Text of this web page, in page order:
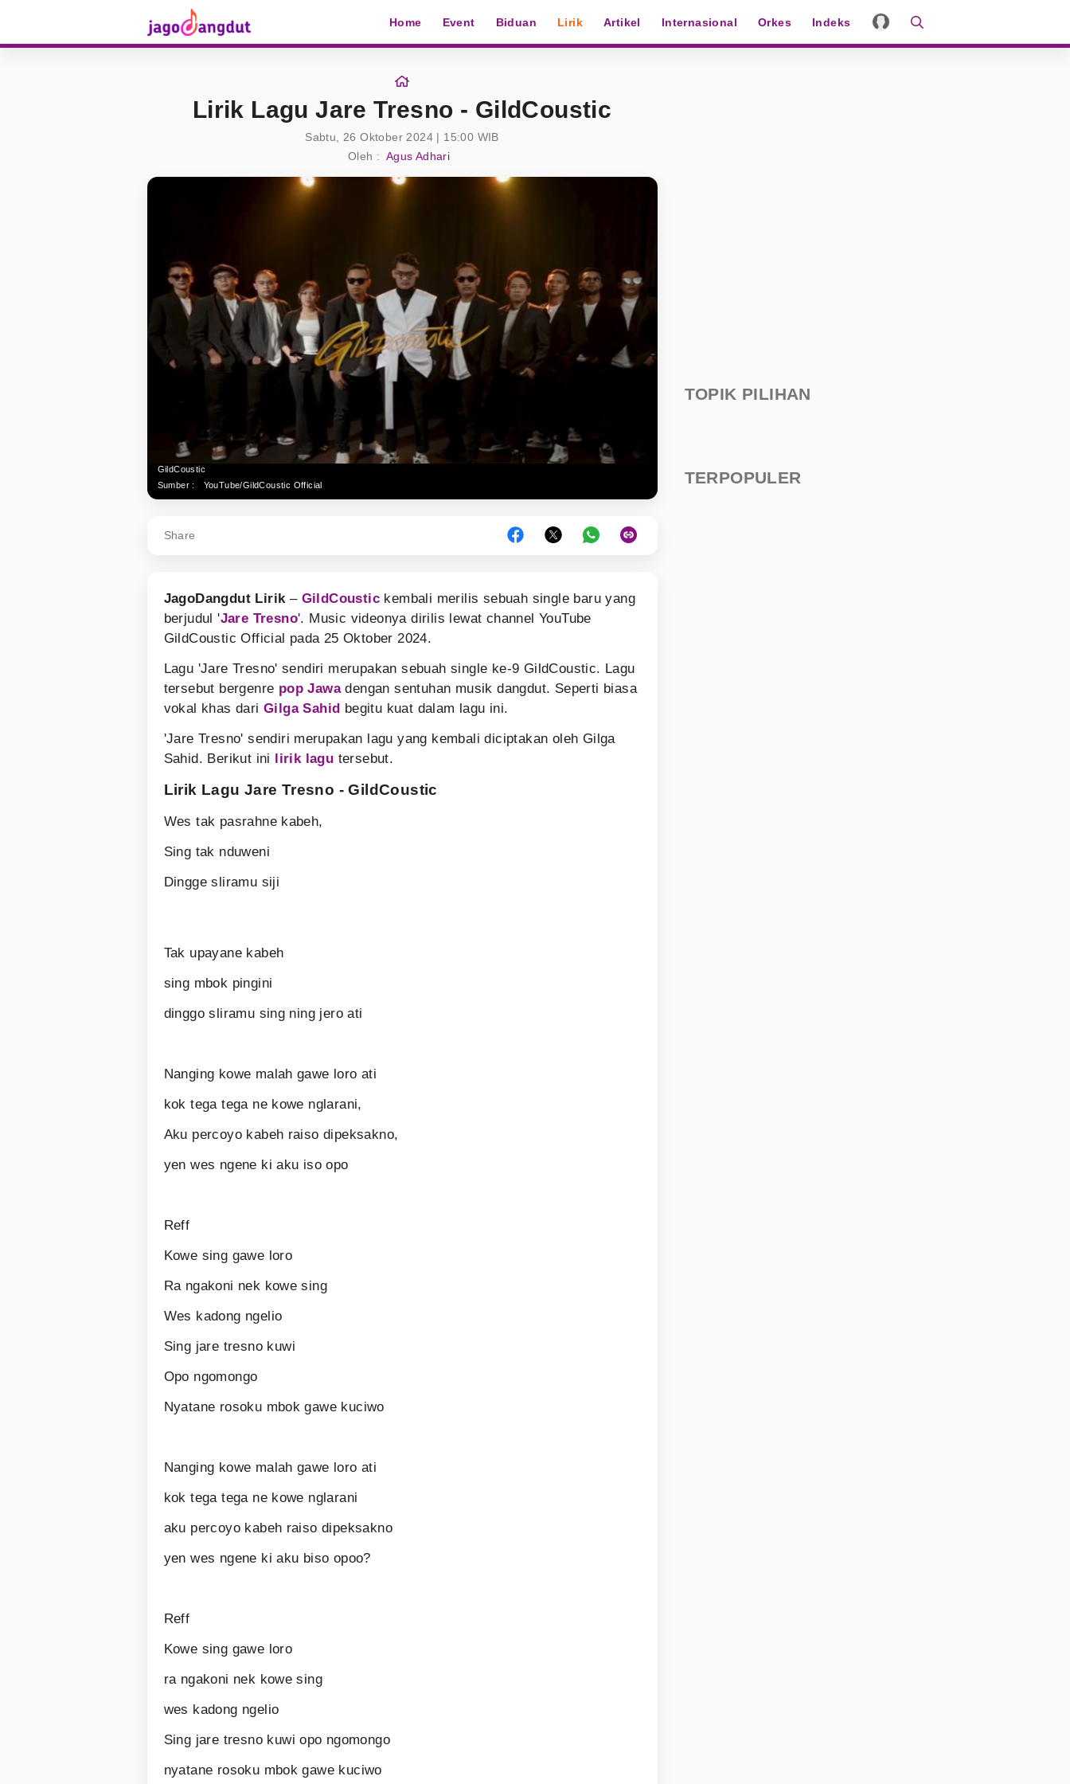
Home Event Biduan Lirik Artikel Internasional Orkes Indeks
Lirik Lagu Jare Tresno - GildCoustic
Sabtu, 26 Oktober 2024 | 15:00 WIB
Oleh : Agus Adhari
GildCoustic
Sumber :
YouTube/GildCoustic Official
Share
JagoDangdut Lirik – GildCoustickembali merilis sebuah single baru yang
berjudul 'Jare Tresno'. Music videonya dirilis lewat channel YouTube
GildCoustic Official pada 25 Oktober 2024.
Lagu 'Jare Tresno' sendiri merupakan sebuah single ke-9 GildCoustic. Lagu
tersebut bergenre pop Jawadengan sentuhan musik dangdut. Seperti biasa
vokal khas dari Gilga Sahid begitu kuat dalam lagu ini.
'Jare Tresno' sendiri merupakan lagu yang kembali diciptakan oleh Gilga
Sahid. Berikut ini lirik lagu tersebut.
Lirik Lagu Jare Tresno - GildCoustic
Wes tak pasrahne kabeh,
Sing tak nduweni
Dingge sliramu siji
Tak upayane kabeh
sing mbok pingini
dinggo sliramu sing ning jero ati
Nanging kowe malah gawe loro ati
kok tega tega ne kowe nglarani,
Aku percoyo kabeh raiso dipeksakno,
yen wes ngene ki aku iso opo
Reff
Kowe sing gawe loro
Ra ngakoni nek kowe sing
Wes kadong ngelio
Sing jare tresno kuwi
Opo ngomongo
Nyatane rosoku mbok gawe kuciwo
Nanging kowe malah gawe loro ati
kok tega tega ne kowe nglarani
aku percoyo kabeh raiso dipeksakno
yen wes ngene ki aku biso opoo?
Reff
Kowe sing gawe loro
ra ngakoni nek kowe sing
wes kadong ngelio
Sing jare tresno kuwi opo ngomongo
nyatane rosoku mbok gawe kuciwo
TOPIK PILIHAN
TERPOPULER